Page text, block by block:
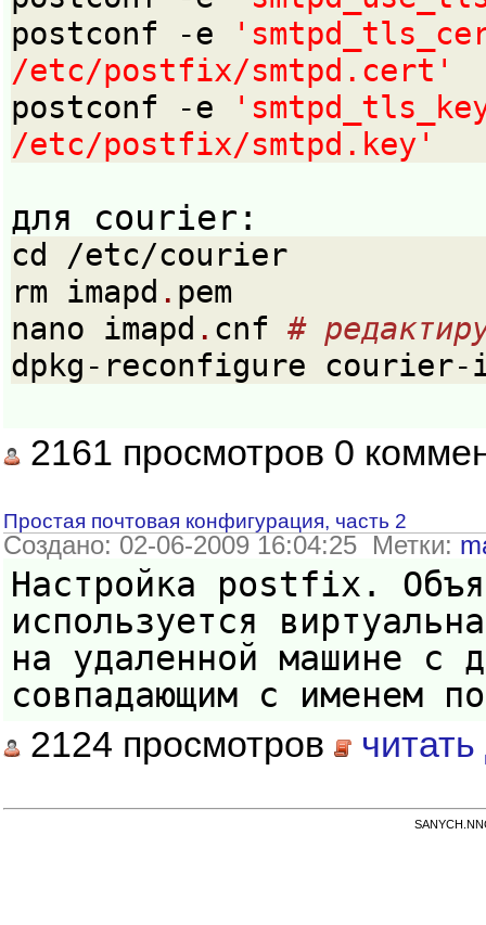
postconf -e
/etc/postfix/smtpd.cert'
postconf -e
/etc/postfix/smtpd.key'
для courier:
cd /etc/courier
rm imapd . pem
nano imapd . cnf #
dpkg-reconfigure courier-
2161 просмотров 0
Простая почтовая конфигурация, часть 2
Создано: 02-06-2009 16:04:25 Метки:
Настройка postfix.
используется
на удаленной машине с
совпадающим с именем
2124 просмотров